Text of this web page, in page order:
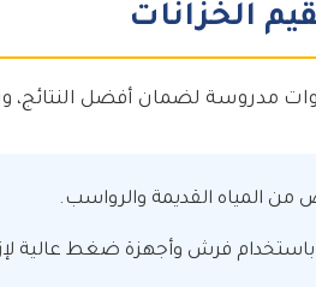
الخزانات
مدروسة لضمان أفضل النتائج،
من المياه القديمة والرواسب.
باستخدام فرش وأجهزة ضغط عالية